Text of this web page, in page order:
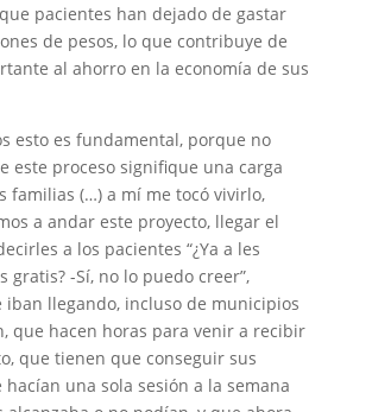
pacientes han dejado de gastar
de pesos, lo que contribuye de
al ahorro en la economía de sus
esto es fundamental, porque no
este proceso signifique una carga
familias (…) a mí me tocó vivirlo,
a andar este proyecto, llegar el
a los pacientes “¿Ya a les
gratis? -Sí, no lo puedo creer”,
iban llegando, incluso de municipios
que hacen horas para venir a recibir
que tienen que conseguir sus
hacían una sola sesión a la semana